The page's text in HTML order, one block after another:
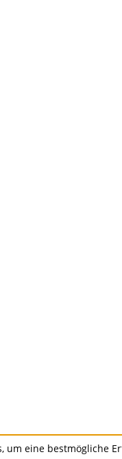
um eine bestmögliche